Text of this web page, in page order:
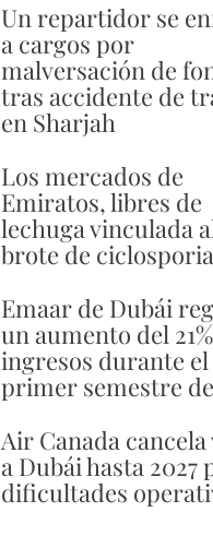
Un repartidor se
a cargos por
malversación de
tras accidente de
en Sharjah
Los mercados de
Emiratos, libres de
lechuga vinculada
brote de
Emaar de Dubái
un aumento del
ingresos durante el
primer semestre
Air Canada cancela
a Dubái hasta 2027
dificultades